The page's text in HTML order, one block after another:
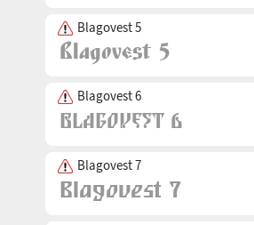
Blagovest 5
Blagovest 6
Blagovest 7